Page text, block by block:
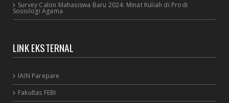
Survey Calon Mahasiswa Baru 2024: Minat Kuliah di Prodi
Sosiologi Agama
LINK EKSTERNAL
IAIN Parepare
Fakultas FEBI